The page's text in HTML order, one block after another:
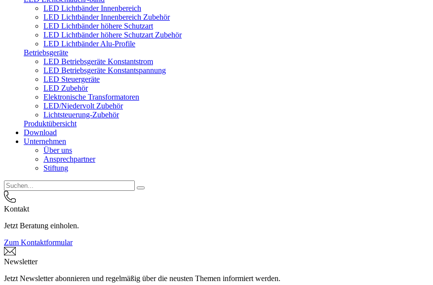
LED Lichtbänder Innenbereich
LED Lichtbänder Innenbereich Zubehör
LED Lichtbänder höhere Schutzart
LED Lichtbänder höhere Schutzart Zubehör
LED Lichtbänder Alu-Profile
Betriebsgeräte
LED Betriebsgeräte Konstantstrom
LED Betriebsgeräte Konstantspannung
LED Steuergeräte
LED Zubehör
Elektronische Transformatoren
LED/Niedervolt Zubehör
Lichtsteuerung-Zubehör
Produktübersicht
Download
Unternehmen
Über uns
Ansprechpartner
Stiftung
Kontakt
Jetzt Beratung einholen.
Zum Kontaktformular
Newsletter
Jetzt Newsletter abonnieren und regelmäßig über die neusten Themen informiert werden.